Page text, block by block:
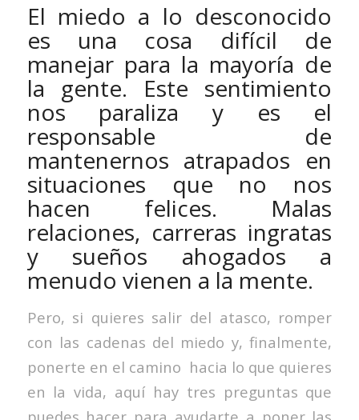
El miedo a lo desconocido
es una cosa difícil de
manejar para la mayoría de
la gente. Este sentimiento
nos paraliza y es el
responsable de
mantenernos atrapados en
situaciones que no nos
hacen felices. Malas
relaciones, carreras ingratas
y sueños ahogados a
menudo vienen a la mente.
Pero, si quieres salir del atasco, romper
con las cadenas del miedo y, finalmente,
ponerte en el camino hacia lo que quieres
en la vida, aquí hay tres preguntas que